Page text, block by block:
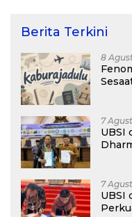
Berita Terkini
8
7
UBSI
7
UBSI